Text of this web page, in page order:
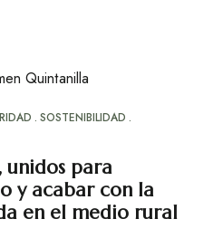
SOSTENIBILIDAD
unidos para
y acabar con la
en el medio rural